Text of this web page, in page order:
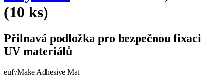
(10 ks)
Přilnavá podložka pro bezpečnou fixaci
UV materiálů
eufyMake Adhesive Mat